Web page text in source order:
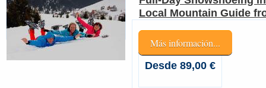
Local Mountain Guide
Más información...
Desde 89,00 €